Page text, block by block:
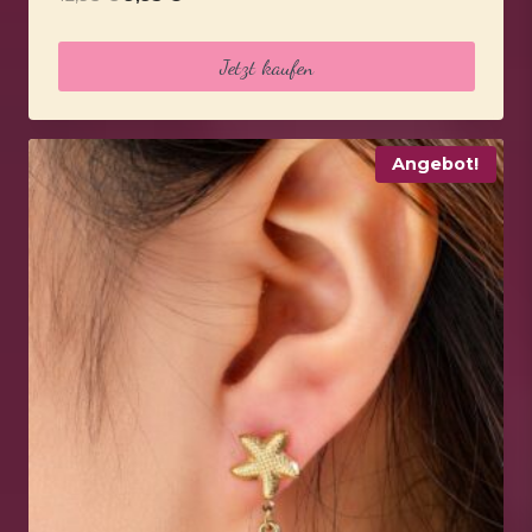
war:
ist:
9,95 €.Jetzt kaufen
Angebot!